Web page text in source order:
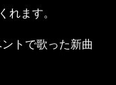
ます。
トで歌った新曲